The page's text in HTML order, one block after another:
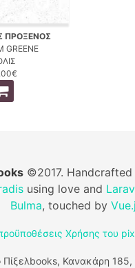
ΠΡΟΞΕΝΟΣ
GREENE
©2017. Handcrafted
using love and
Bulma, touched by
Χρήσης του
Πίξελbooks, Κανακάρη